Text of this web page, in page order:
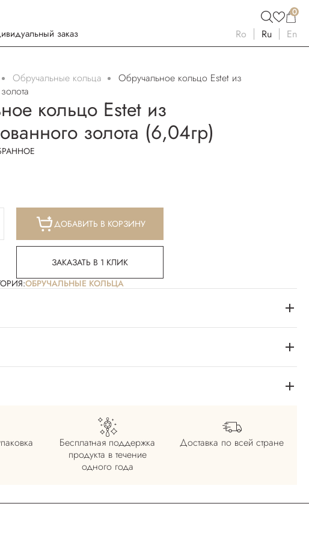
0
заказ Ro Ru En
Oбручальные кольца
Обручальное кольцо Estet из
кольцо Estet из
золота (6,04гр)
ДОБАВИТЬ В КОРЗИНУ
ЗАКАЗАТЬ В 1 КЛИК
OБРУЧАЛЬНЫЕ КОЛЬЦА
Бесплатная поддержка
продукта в течение
одного года
Доставка по всей стране